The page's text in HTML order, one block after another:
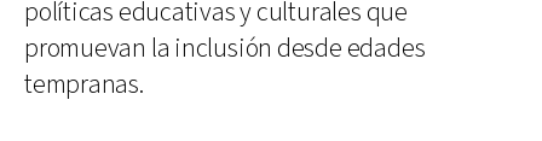
políticas educativas y culturales que
promuevan la inclusión desde edades
tempranas.